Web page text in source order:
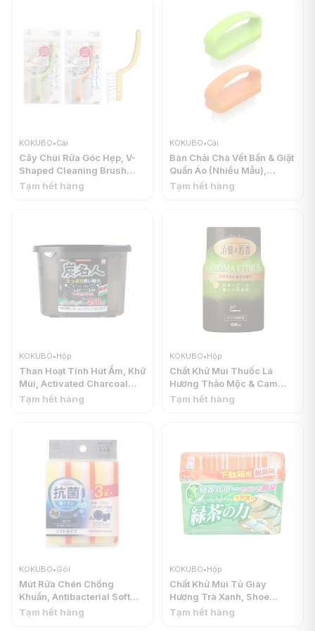
KOKUBO•Cái
Cây Chùi Rửa Góc Hẹp, V-
Shaped Cleaning Brush
with Handle - KOKUBO
Tạm hết hàng
KOKUBO•Cái
Bàn Chải Chà Vết Bẩn & Giặt
Quần Áo (Nhiều Mẫu),
Laundry Brush - KOKUBO
Tạm hết hàng
KOKUBO•Hộp
Than Hoạt Tính Hút Ẩm, Khử
Mùi, Activated Charcoal
Moisture Absorbers -
Tạm hết hàng
KOKUBO•Hộp
Chất Khử Mùi Thuốc Lá
Hương Thảo Mộc & Cam
Chanh, Plant Extract
Tạm hết hàng
KOKUBO•Gói
Mút Rửa Chén Chống
Khuẩn, Antibacterial Soft
Kitchen Sponges, 3 Miếng
Tạm hết hàng
KOKUBO•Hộp
Chất Khử Mùi Tủ Giày
Hương Trà Xanh, Shoe
Cabinet Deodorant Aroma
Tạm hết hàng